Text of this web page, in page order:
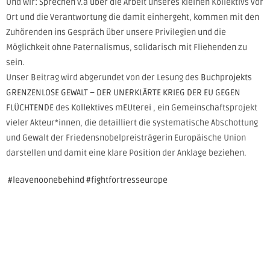
Und wir: Sprechen v.a über die Arbeit unseres kleinen Kollektivs vor
Ort und die Verantwortung die damit einhergeht, kommen mit den
Zuhörenden ins Gespräch über unsere Privilegien und die
Möglichkeit ohne Paternalismus, solidarisch mit Fliehenden zu
sein.
Unser Beitrag wird abgerundet von der Lesung des Buchprojekts
GRENZENLOSE GEWALT – DER UNERKLÄRTE KRIEG DER EU GEGEN
FLÜCHTENDE des Kollektives mEUterei , ein Gemeinschaftsprojekt
vieler Akteur*innen, die detailliert die systematische Abschottung
und Gewalt der Friedensnobelpreisträgerin Europäische Union
darstellen und damit eine klare Position der Anklage beziehen.
#leavenoonebehind #fightfortresseurope